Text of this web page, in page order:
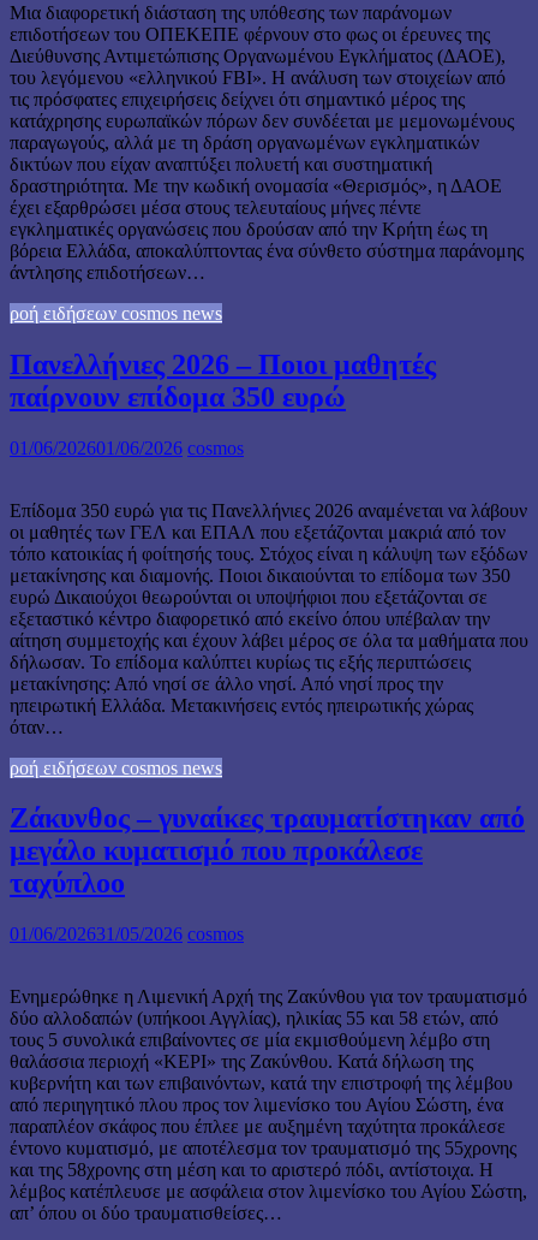
Μια διαφορετική διάσταση της υπόθεσης των παράνομων
επιδοτήσεων του ΟΠΕΚΕΠΕ φέρνουν στο φως οι έρευνες της
Διεύθυνσης Αντιμετώπισης Οργανωμένου Εγκλήματος (ΔΑΟΕ),
του λεγόμενου «ελληνικού FBI». Η ανάλυση των στοιχείων από
τις πρόσφατες επιχειρήσεις δείχνει ότι σημαντικό μέρος της
κατάχρησης ευρωπαϊκών πόρων δεν συνδέεται με μεμονωμένους
παραγωγούς, αλλά με τη δράση οργανωμένων εγκληματικών
δικτύων που είχαν αναπτύξει πολυετή και συστηματική
δραστηριότητα. Με την κωδική ονομασία «Θερισμός», η ΔΑΟΕ
έχει εξαρθρώσει μέσα στους τελευταίους μήνες πέντε
εγκληματικές οργανώσεις που δρούσαν από την Κρήτη έως τη
βόρεια Ελλάδα, αποκαλύπτοντας ένα σύνθετο σύστημα παράνομης
άντλησης επιδοτήσεων…
ροή ειδήσεων cosmos news
Πανελλήνιες 2026 – Ποιοι μαθητές
παίρνουν επίδομα 350 ευρώ
01/06/202601/06/2026 cosmos
Επίδομα 350 ευρώ για τις Πανελλήνιες 2026 αναμένεται να λάβουν
οι μαθητές των ΓΕΛ και ΕΠΑΛ που εξετάζονται μακριά από τον
τόπο κατοικίας ή φοίτησής τους. Στόχος είναι η κάλυψη των εξόδων
μετακίνησης και διαμονής. Ποιοι δικαιούνται το επίδομα των 350
ευρώ Δικαιούχοι θεωρούνται οι υποψήφιοι που εξετάζονται σε
εξεταστικό κέντρο διαφορετικό από εκείνο όπου υπέβαλαν την
αίτηση συμμετοχής και έχουν λάβει μέρος σε όλα τα μαθήματα που
δήλωσαν. Το επίδομα καλύπτει κυρίως τις εξής περιπτώσεις
μετακίνησης: Από νησί σε άλλο νησί. Από νησί προς την
ηπειρωτική Ελλάδα. Μετακινήσεις εντός ηπειρωτικής χώρας
όταν…
ροή ειδήσεων cosmos news
Ζάκυνθος – γυναίκες τραυματίστηκαν από
μεγάλο κυματισμό που προκάλεσε
ταχύπλοο
01/06/202631/05/2026 cosmos
Ενημερώθηκε η Λιμενική Αρχή της Ζακύνθου για τον τραυματισμό
δύο αλλοδαπών (υπήκοοι Αγγλίας), ηλικίας 55 και 58 ετών, από
τους 5 συνολικά επιβαίνοντες σε μία εκμισθούμενη λέμβο στη
θαλάσσια περιοχή «ΚΕΡΙ» της Ζακύνθου. Κατά δήλωση της
κυβερνήτη και των επιβαινόντων, κατά την επιστροφή της λέμβου
από περιηγητικό πλου προς τον λιμενίσκο του Αγίου Σώστη, ένα
παραπλέον σκάφος που έπλεε με αυξημένη ταχύτητα προκάλεσε
έντονο κυματισμό, με αποτέλεσμα τον τραυματισμό της 55χρονης
και της 58χρονης στη μέση και το αριστερό πόδι, αντίστοιχα. Η
λέμβος κατέπλευσε με ασφάλεια στον λιμενίσκο του Αγίου Σώστη,
απ’ όπου οι δύο τραυματισθείσες…